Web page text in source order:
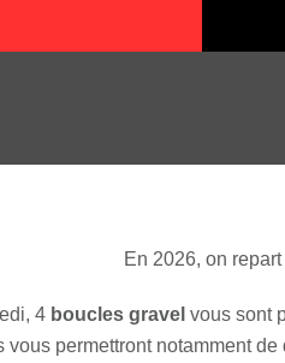
En 2026, on
4 boucles gravel vous sont
vous permettront notamment